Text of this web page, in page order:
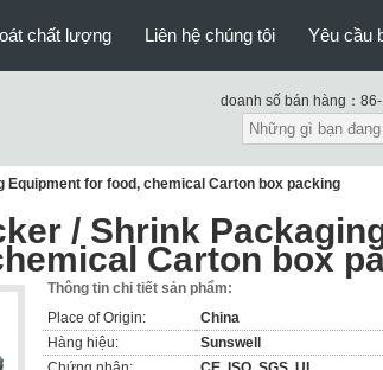
chất lượng Liên hệ chúng tôi Yêu cầu
doanh số bán hàng：
Equipment for food, chemical Carton box packing
/ Shrink
Carton box
Thông tin chi tiết sản phẩm:
Place of Origin:
China
Hàng hiệu:
Sunswell